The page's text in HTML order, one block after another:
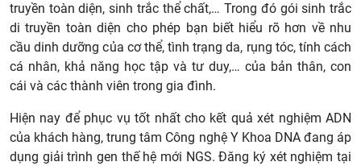
truyền toàn diện, sinh trắc thể chất,… Trong đó gói sinh trắc
di truyền toàn diện cho phép bạn biết hiểu rõ hơn về nhu
cầu dinh dưỡng của cơ thể, tình trạng da, rụng tóc, tính cách
cá nhân, khả năng học tập và tư duy,… của bản thân, con
cái và các thành viên trong gia đình.
Hiện nay để phục vụ tốt nhất cho kết quả xét nghiệm ADN
của khách hàng, trung tâm Công nghệ Y Khoa DNA đang áp
dụng giải trình gen thế hệ mới NGS. Đăng ký xét nghiệm tại